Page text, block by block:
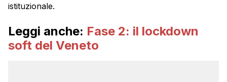
istituzionale.
Leggi anche: Fase 2: il lockdown
soft del Veneto